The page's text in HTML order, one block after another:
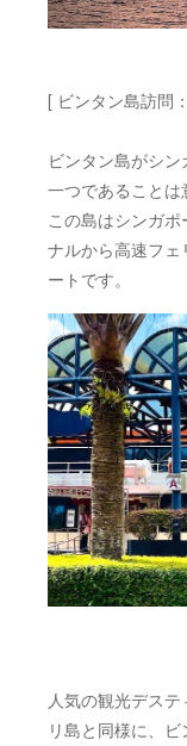
[ ビンタン島訪問
ビンタン島がシ
一つであることは
この島はシンガ
ナルから高速フ
ートです。
人気の観光デス
リ島と同様に、